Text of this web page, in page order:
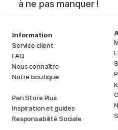
à ne pas manquer !
Information
Service client
FAQ
Nous connaître
Notre boutique
Pen Store Plus
Inspiration et guides
Responsabilité Sociale
K